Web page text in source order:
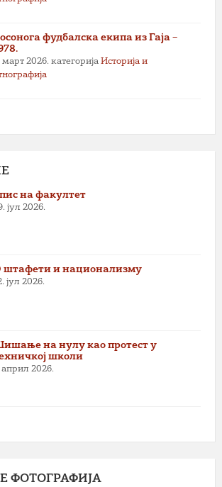
фудбалска екипа из Гаја –
март 2026. категорија Историја и
на факултет
јул 2026.
штафети и национализму
јул 2026.
на нулу као протест у
школи
април 2026.
ФОТОГРАФИЈА